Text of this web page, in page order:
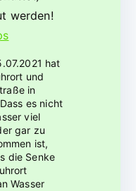
werden!
hat
und
in
es nicht
viel
gar zu
ist,
die Senke
Wasser